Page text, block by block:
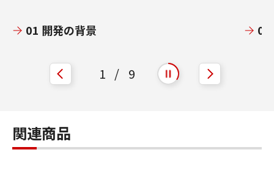
01 開発の背景 02
1 / 9 自動再生を開始
自動再生を停止
関連商品